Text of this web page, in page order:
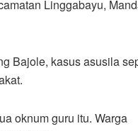
Linggabayu,
Bajole, kasus asusila
oknum guru itu. Warga